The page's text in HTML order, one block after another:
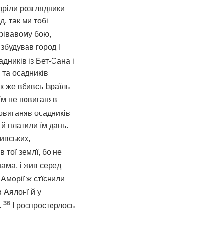
розглядники
так ми тобі
бою,
город і
із Бет-Сана і
осадників
же вбивсь Ізраїль
не повиганяв
осадників
й платили їм дань.
тої землї, бо не
і жив серед
Аморії ж стїснили
Аялонї й у
36
І роспростерлось